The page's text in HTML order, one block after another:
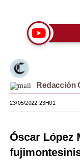
Tendencias
Viajes
Moda
Estilos
Mundo
EEUU
Redacción
23/05/2022 23H01
Óscar López